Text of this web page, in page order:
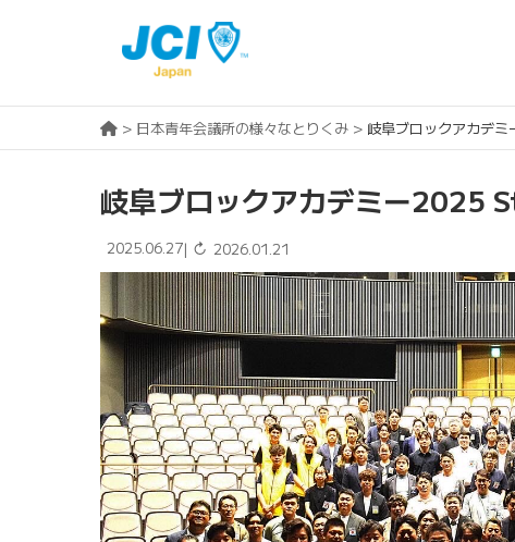
> 日本青年会議所の様々なとりくみ > 岐阜ブロックアカデ
岐阜ブロックアカデミー2025
2025.06.27| ↻ 2026.01.21